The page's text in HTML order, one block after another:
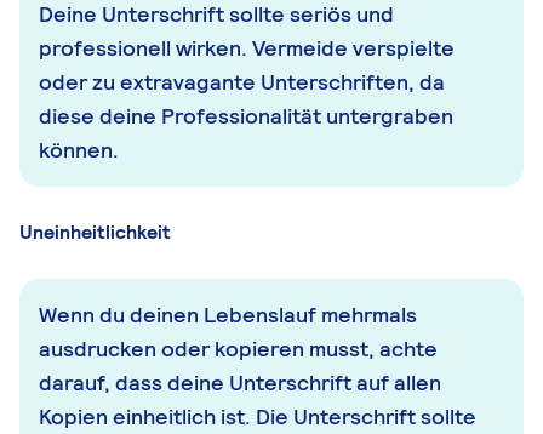
Deine Unterschrift sollte seriös und
professionell wirken. Vermeide verspielte
oder zu extravagante Unterschriften, da
diese deine Professionalität untergraben
können.
Uneinheitlichkeit
Wenn du deinen Lebenslauf mehrmals
ausdrucken oder kopieren musst, achte
darauf, dass deine Unterschrift auf allen
Kopien einheitlich ist. Die Unterschrift sollte